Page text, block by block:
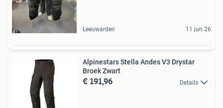
Leeuwarden 11 jun 26
Alpinestars Stella Andes V3 Drystar
Broek Zwart
€ 191,96 Details